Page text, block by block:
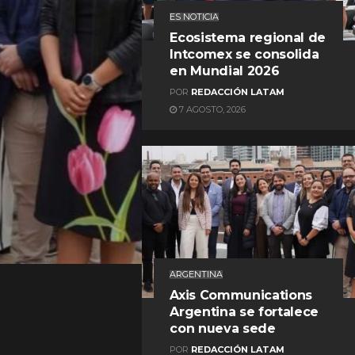
ES NOTICIA
Ecosistema regional de
Intcomex se consolida
en Mundial 2026
POR REDACCIÓN LATAM
7 AGOSTO, 2026
ARGENTINA
Axis Communications
Argentina se fortalece
con nueva sede
POR REDACCIÓN LATAM